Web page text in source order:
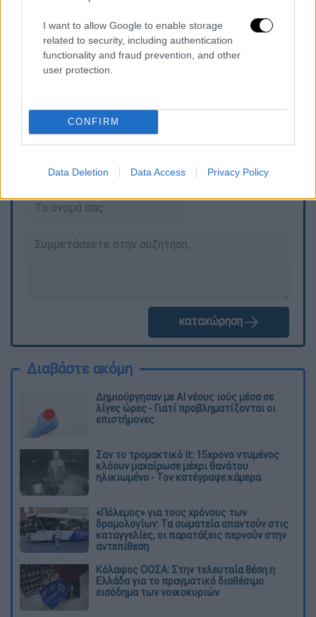
I want to allow Google to enable storage
related to security, including authentication
functionality and fraud prevention, and other
user protection.
CONFIRM
Data Deletion Data Access Privacy Policy
λάθος» στο οποίο φορτώθηκε όλη…
— Stefanos Kasselakis - Στέφανος
Κασσελάκης (@skasselakis)
ΕΘΝΟΣ θα παρεμβαίνει και τα προσβλητικά σχόλια θα
διαγράφονται
καταχώρηση
Διαβάστε ακόμη
Δημιούργησαν με AI νέους ιούς μέσα σε
λίγες ώρες - Γιατί προβληματίζονται οι
επιστήμονες
Σαν το τρομακτικό It: 15χρονο ντυμένος
κλόουν μαχαίρωσε μέχρι θανάτου
ηλικιωμένο - Τον κατέγραψε κάμερα
«Πόλεμος» για τους χρόνους των
δρομολογίων: Τα σωματεία απαντούν στις
καταγγελίες, οι παρατάξεις περνούν στην
αντεπίθεση
Κόλαφος ΟΟΣΑ: Στην τελευταία θέση η
Ελλάδα για το πραγματικό διαθέσιμο
εισόδημα των νοικοκυριών